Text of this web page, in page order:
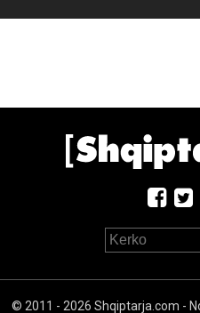
© 2011 - 2026 Shqiptarja.com -